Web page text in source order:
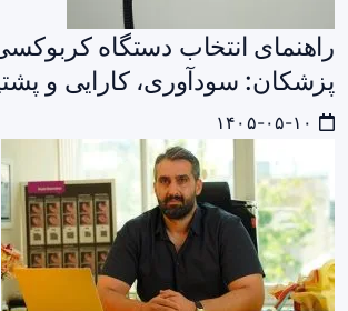
راهنمای انتخاب دستگاه
پزشکان: سودآوری، کارایی و